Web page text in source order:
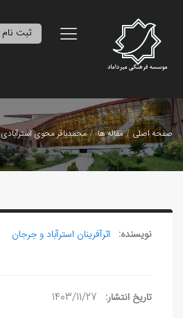
ثبت نام
صفحه اصلی مقاله ها محمدباقر محوی استرآبادی
نویسنده: اثرآفرينان استرآباد و جرجان
تاریخ انتشار: 1403/11/27